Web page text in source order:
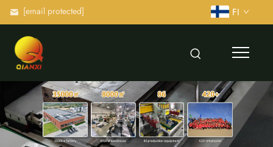
[email protected] FI